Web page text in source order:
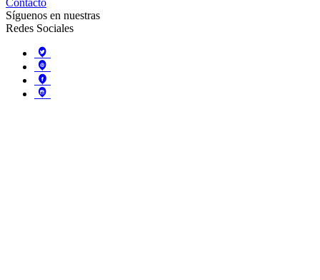
Síguenos en nuestras
Redes Sociales